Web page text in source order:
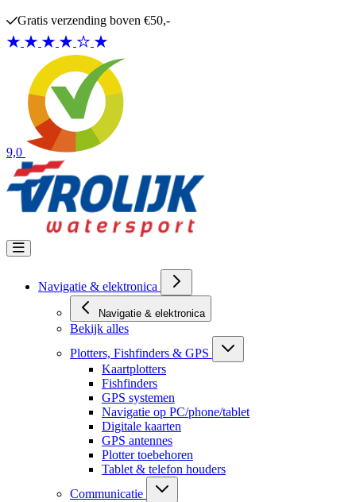
Gratis verzending boven €50,-
9,0
Navigatie & elektronica
Navigatie & elektronica
Bekijk alles
Plotters, Fishfinders & GPS
Kaartplotters
Fishfinders
GPS systemen
Navigatie op PC/phone/tablet
Digitale kaarten
GPS antennes
Plotter toebehoren
Tablet & telefon houders
Communicatie